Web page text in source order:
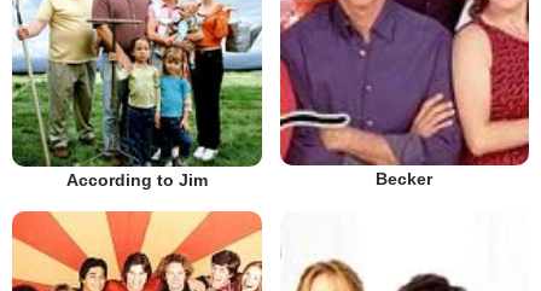
According to Jim Becker